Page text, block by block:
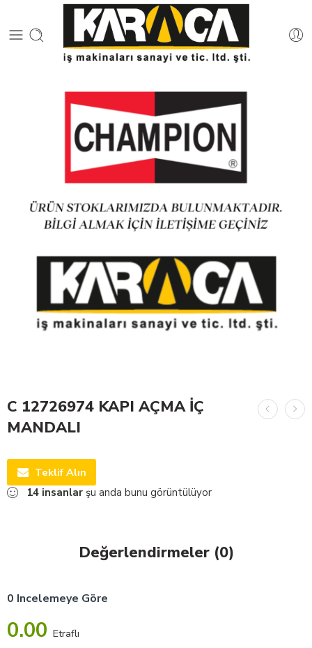
C 12726974 KAPI AÇMA İÇ
MANDALI
Teklif Alın
14 insanlar şu anda bunu görüntülüyor
Değerlendirmeler (0)
0 Incelemeye Göre
0.00 Etraflı